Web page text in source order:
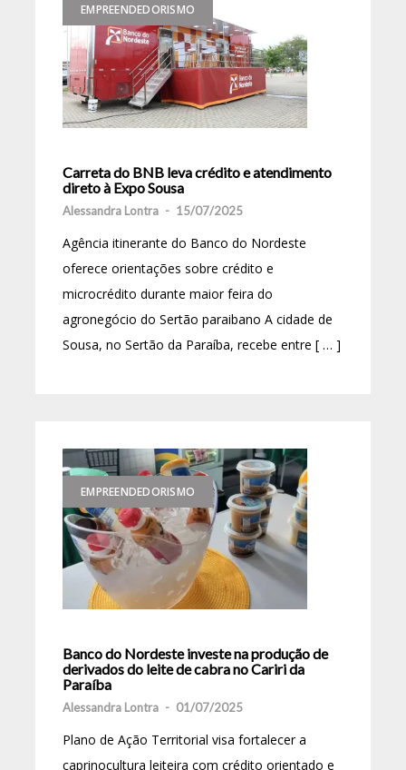
EMPREENDEDORISMO
Carreta do BNB leva crédito e atendimento
direto à Expo Sousa
Alessandra Lontra - 15/07/2025
Agência itinerante do Banco do Nordeste
oferece orientações sobre crédito e
microcrédito durante maior feira do
agronegócio do Sertão paraibano A cidade de
Sousa, no Sertão da Paraíba, recebe entre [ … ]
EMPREENDEDORISMO
Banco do Nordeste investe na produção de
derivados do leite de cabra no Cariri da
Paraíba
Alessandra Lontra - 01/07/2025
Plano de Ação Territorial visa fortalecer a
caprinocultura leiteira com crédito orientado e